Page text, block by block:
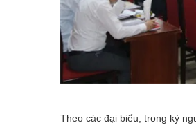
Theo các đại biểu, trong kỷ